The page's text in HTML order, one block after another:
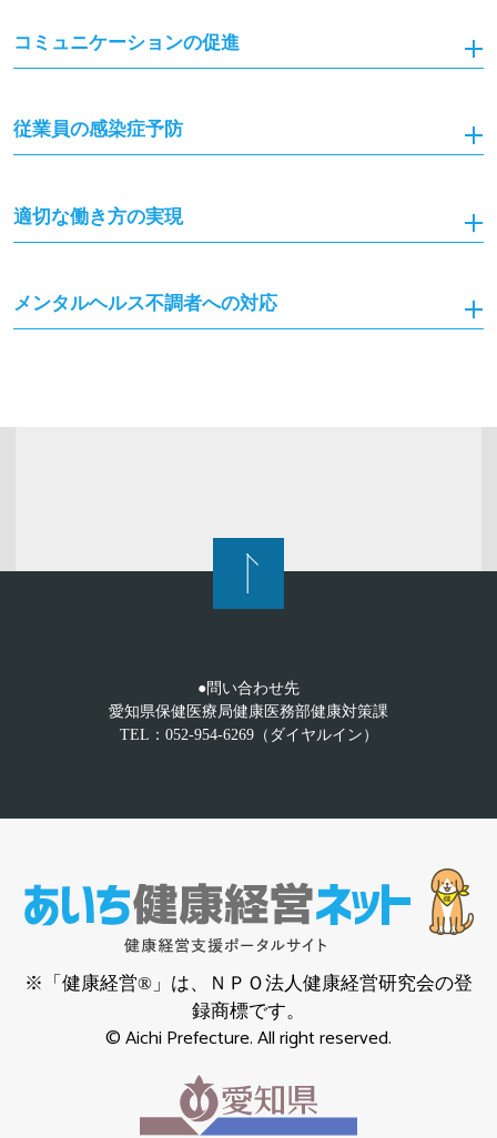
コミュニケーションの促進
従業員の感染症予防
適切な働き方の実現
メンタルヘルス不調者への対応
●問い合わせ先
愛知県保健医療局健康医務部健康対策課
TEL：052-954-6269（ダイヤルイン）
※「健康経営®」は、ＮＰＯ法人健康経営研究会の登
録商標です。
© Aichi Prefecture. All right reserved.